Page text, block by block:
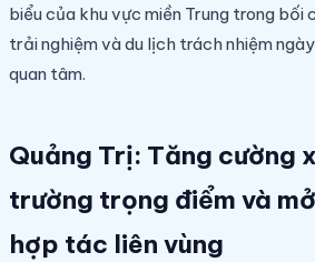
biểu của khu vực miền Trung trong bối
trải nghiệm và du lịch trách nhiệm
quan tâm.
Quảng Trị: Tăng cường
trường trọng điểm và
hợp tác liên vùng